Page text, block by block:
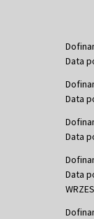
Data
Data
Data
Data